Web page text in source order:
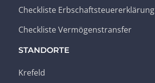
Checkliste Erbschaftsteuererklärung
Checkliste Vermögenstransfer
STANDORTE
Krefeld